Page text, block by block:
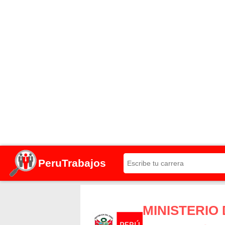
PeruTrabajos
MINISTERIO